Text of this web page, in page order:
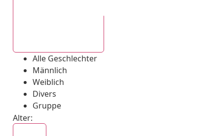
Alle Geschlechter
Männlich
Weiblich
Divers
Gruppe
Alter: